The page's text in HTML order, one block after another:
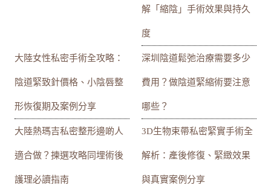
解「縮陰」手術效果與持久
度
大陸女性私密手術全攻略：
陰道緊致針價格、小陰唇整
形恢復期及案例分享
深圳陰道鬆弛治療需要多少
費用？做陰道緊縮術要注意
哪些？
大陸熱瑪吉私密整形邊啲人
適合做？揀選攻略同埋術後
護理必讀指南
3D生物束帶私密緊實手術全
解析：產後修復、緊緻效果
與真實案例分享